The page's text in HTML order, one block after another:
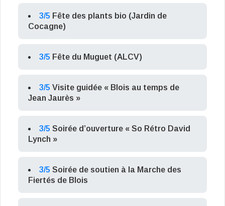
3/5 Fête des plants bio (Jardin de
Cocagne)
3/5 Fête du Muguet (ALCV)
3/5 Visite guidée « Blois au temps de
Jean Jaurès »
3/5 Soirée d’ouverture « So Rétro David
Lynch »
3/5 Soirée de soutien à la Marche des
Fiertés de Blois